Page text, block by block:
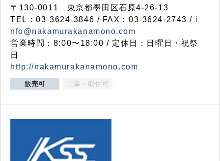
〒130-0011 東京都墨田区石原4-26-13
TEL：03-3624-3846 / FAX：03-3624-2743 / i
nfo@nakamurakanamono.com
営業時間：8:00〜18:00 / 定休日：日曜日・祝祭
日
http://nakamurakanamono.com
販売可 工事・取付可